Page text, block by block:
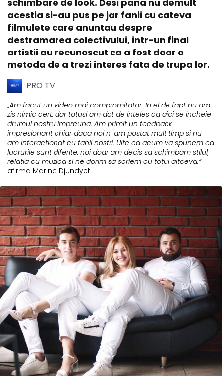
schimbare de look. Desi pana nu demult
acestia si-au pus pe jar fanii cu cateva
filmulete care anuntau despre
destramarea colectivului, intr-un final
artistii au recunoscut ca a fost doar o
metoda de a trezi interes fata de trupa lor.
PRO TV
„Am facut un video mai compromitator. In el de fapt nu am
zis nimic cert, dar totusi am dat de inteles ca aici se incheie
drumul nostru impreuna. Am primit un feedback
impresionant chiar daca noi n-am postat mult timp si nu
am interactionat cu fanii nostri. Uite ca acum va spunem ca
lucrurile sunt diferite, noi doar am decis sa schimbam stilul,
relatia cu muzica si ne dorim sa scriem cu totul altceva.”
afirma Marina Djundyet.